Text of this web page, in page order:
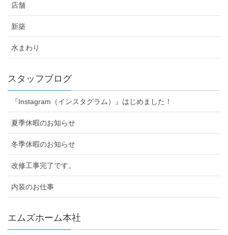
店舗
新築
水まわり
スタッフブログ
『Instagram（インスタグラム）』はじめました！
夏季休暇のお知らせ
冬季休暇のお知らせ
改修工事完了です。
内装のお仕事
エムズホーム本社